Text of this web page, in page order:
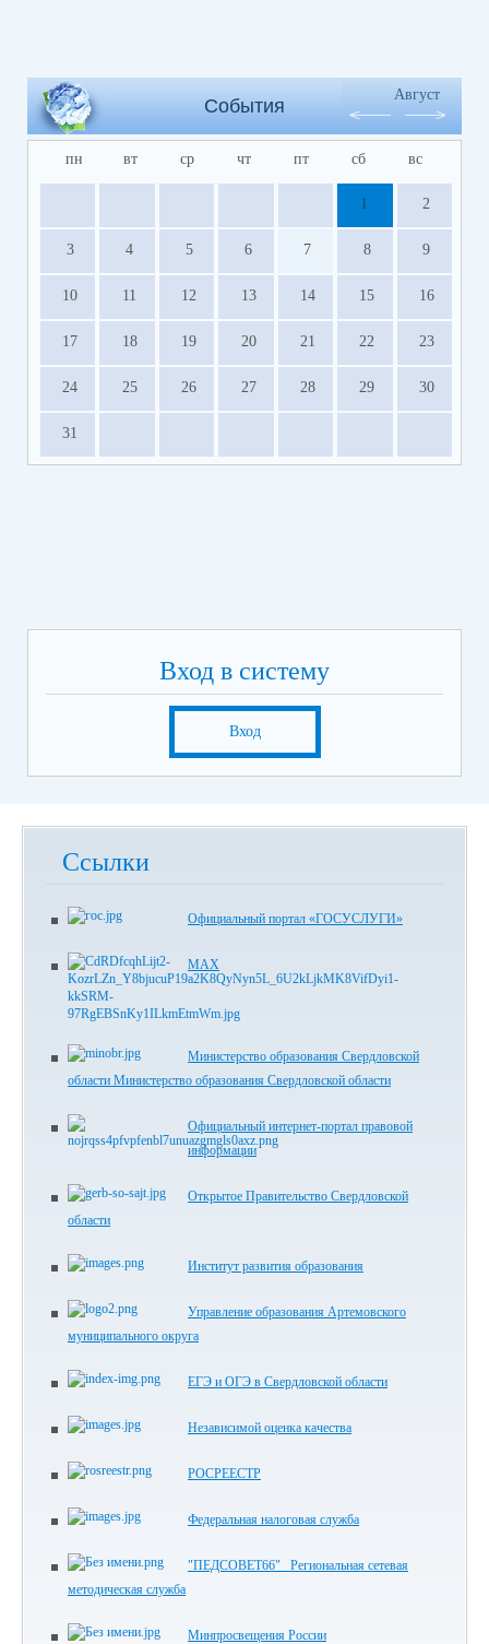
События
Август
пн вт ср чт пт сб вс
1 2
3 4 5 6 7 8 9
10 11 12 13 14 15 16
17 18 19 20 21 22 23
24 25 26 27 28 29 30
31
Вход в систему
Вход
Ссылки
Официальный портал «ГОСУСЛУГИ»
MAX
Министерство образования Свердловской
области Министерство образования Свердловской области
Официальный интернет-портал правовой
информации
Открытое Правительство Свердловской
области
Институт развития образования
Управление образования Артемовского
муниципального округа
ЕГЭ и ОГЭ в Свердловской области
Независимой оценка качества
РОСРЕЕСТР
Федеральная налоговая служба
"ПЕДСОВЕТ66" Региональная сетевая
методическая служба
Минпросвещения России